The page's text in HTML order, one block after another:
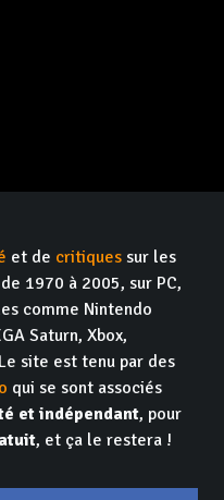
et de critiques sur les
de 1970 à 2005, sur PC,
comme Nintendo
Saturn, Xbox,
site est tenu par des
qui se sont associés
et indépendant, pour
, et ça le restera !